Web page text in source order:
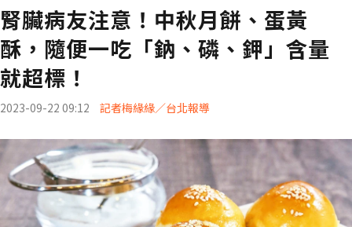
腎臟病友注意！中秋月餅、蛋黃
酥，隨便一吃「鈉、磷、鉀」含量
就超標！
2023-09-22 09:12 記者梅緣緣／台北報導